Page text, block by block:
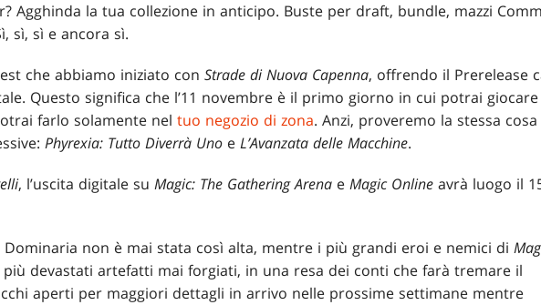
Agghinda la tua collezione in anticipo. Buste per draft, bundle, mazzi
sì, sì e ancora sì.
che abbiamo iniziato con Strade di Nuova Capenna, offrendo il Prerelease
Questo significa che l’11 novembre è il primo giorno in cui potrai
farlo solamente nel tuo negozio di zona. Anzi, proveremo la stessa
Phyrexia: Tutto Diverrà Uno e L’Avanzata delle Macchine.
, l’uscita digitale su Magic: The Gathering Arena e Magic Online avrà luogo il
non è mai stata così alta, mentre i più grandi eroi e nemici di
devastati artefatti mai forgiati, in una resa dei conti che farà tremare il
aperti per maggiori dettagli in arrivo nelle prossime settimane mentre